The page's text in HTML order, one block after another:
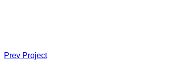
Prev Project